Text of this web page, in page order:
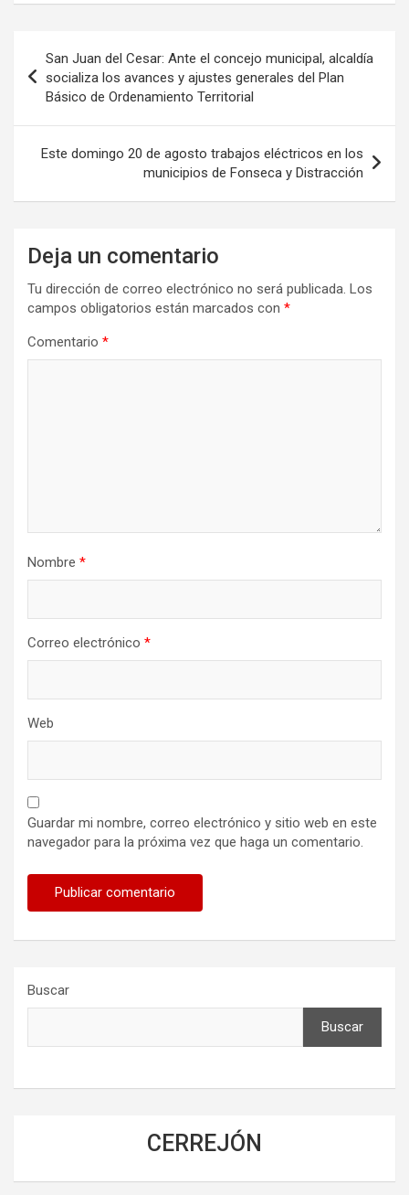
de
entradas
San Juan del Cesar: Ante el concejo municipal, alcaldía
socializa los avances y ajustes generales del Plan
Básico de Ordenamiento Territorial
Este domingo 20 de agosto trabajos eléctricos en los
municipios de Fonseca y Distracción
Deja un comentario
Tu dirección de correo electrónico no será publicada. Los
campos obligatorios están marcados con *
Comentario *
Nombre *
Correo electrónico *
Web
Guardar mi nombre, correo electrónico y sitio web en este
navegador para la próxima vez que haga un comentario.
Buscar
Buscar
CERREJÓN